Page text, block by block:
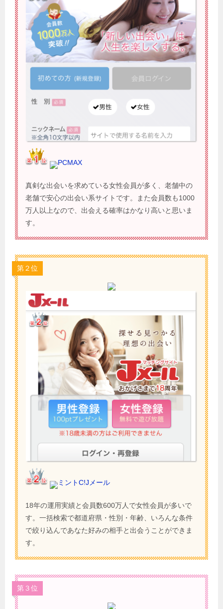
PCMAX
真剣な出会いを求めている女性会員が多く、老舗中の
老舗で安心の出会い系サイトです。また会員数も1000
万人以上なので、出会える確率はかなり高いと思いま
す。
第２位
ミントC!Jメール
18年の運用実績と会員数600万人で女性会員が多いで
す。一括検索で都道府県・性別・年齢、いろんな条件
で絞り込んであなた好みの相手と出会うことができま
す。
第３位